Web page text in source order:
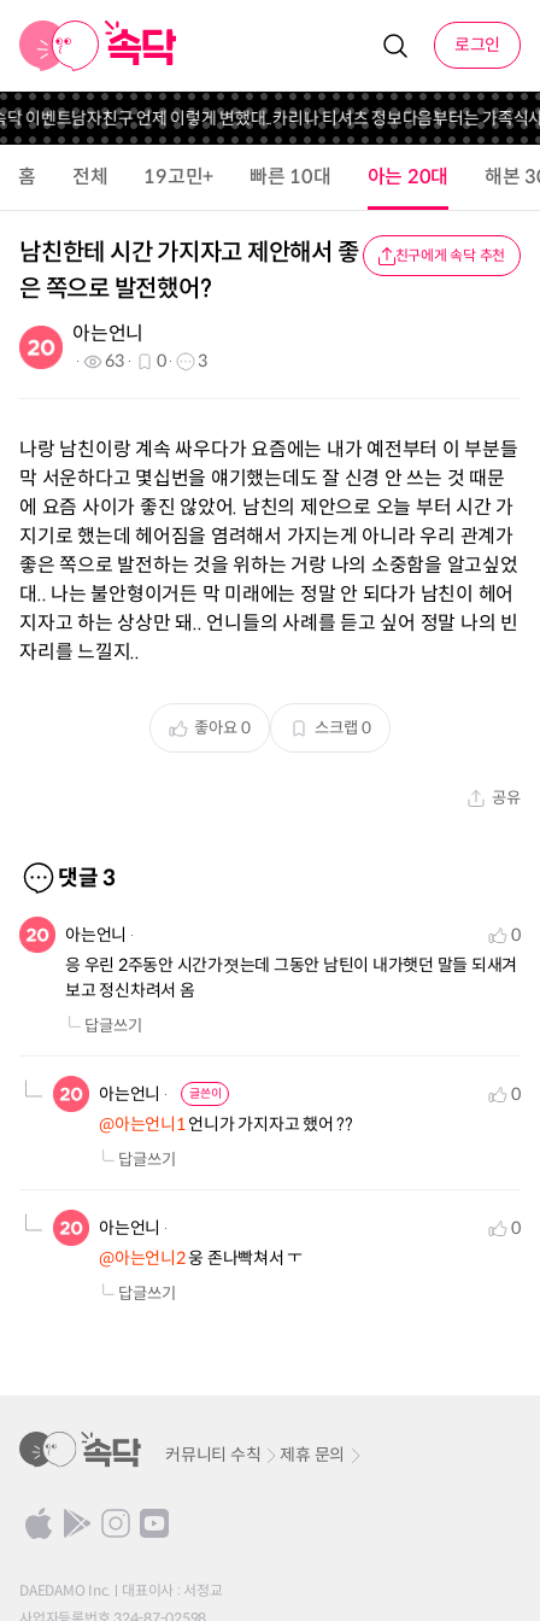
로그인
이벤트남자친구 언제 이렇게 변했대.. 카리나 티셔츠 정보다음부터는 가족식
홈 전체 19고민+ 빠른 10대 아는 20대 해본
남친한테 시간 가지자고 제안해서 좋
은 쪽으로 발전했어?
친구에게 속닥 추천
아는언니
63 0 3
나랑 남친이랑 계속 싸우다가 요즘에는 내가 예전부터 이 부분들
막 서운하다고 몇십번을 얘기했는데도 잘 신경 안 쓰는 것 때문
에 요즘 사이가 좋진 않았어. 남친의 제안으로 오늘 부터 시간 가
지기로 했는데 헤어짐을 염려해서 가지는게 아니라 우리 관계가
좋은 쪽으로 발전하는 것을 위하는 거랑 나의 소중함을 알고싶었
대.. 나는 불안형이거든 막 미래에는 정말 안 되다가 남친이 헤어
지자고 하는 상상만 돼.. 언니들의 사례를 듣고 싶어 정말 나의 빈
자리를 느낄지..
좋아요0 스크랩 0
공유
댓글3
아는언니
0
응 우린 2주동안 시간가졋는데 그동안 남틴이 내가햇던 말들 되새겨
보고 정신차려서 옴
답글쓰기
아는언니 글쓴이
0
@아는언니1 언니가 가지자고 했어 ??
답글쓰기
아는언니
0
@아는언니2 웅 존나빡쳐서 ㅜ
답글쓰기
커뮤니티 수칙 제휴 문의
DAEDAMO Inc.
대표이사 : 서정교